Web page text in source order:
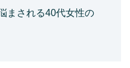
まされる40代女性の